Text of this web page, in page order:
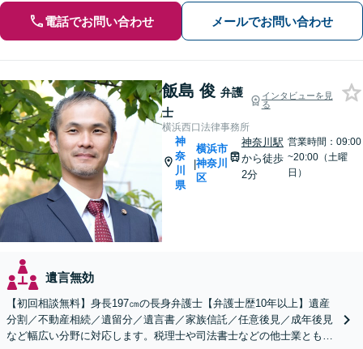
電話でお問い合わせ メールでお問い合わせ
飯島 俊 弁護
士
インタビューを見
る
横浜西口法律事務所
神
奈
川
県
|
横浜市
神奈川
区
神奈川駅
から徒歩
2分
営業時間：09:00
~20:00（土曜
日）
遺言無効
【初回相談無料】身長197㎝の長身弁護士【弁護士歴10年以上】遺産
分割／不動産相続／遺留分／遺言書／家族信託／任意後見／成年後見
など幅広い分野に対応します。税理士や司法書士などの他士業とも連